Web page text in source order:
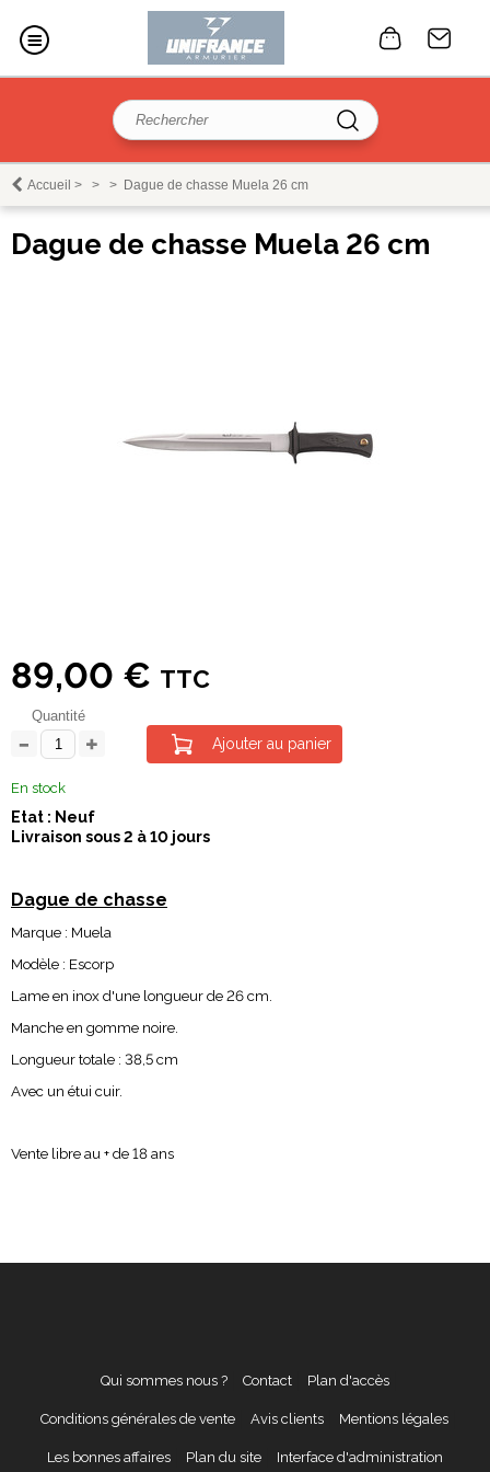
Accueil > > > Dague de chasse Muela 26 cm
Dague de chasse Muela 26 cm
89,00 € TTC
Quantité
Ajouter au panier
En stock
Etat : Neuf
Livraison sous 2 à 10 jours
Dague de chasse
Marque : Muela
Modèle : Escorp
Lame en inox d'une longueur de 26 cm.
Manche en gomme noire.
Longueur totale : 38,5 cm
Avec un étui cuir.
Vente libre au + de 18 ans
Qui sommes nous ? Contact Plan d'accès
Conditions générales de vente Avis clients Mentions légales
Les bonnes affaires Plan du site Interface d'administration